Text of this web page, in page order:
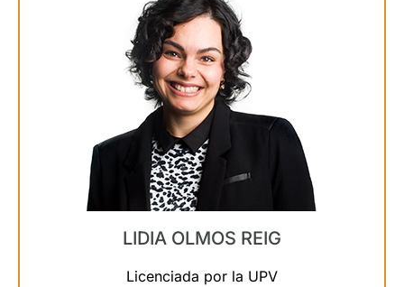
LIDIA OLMOS REIG
Licenciada por la UPV